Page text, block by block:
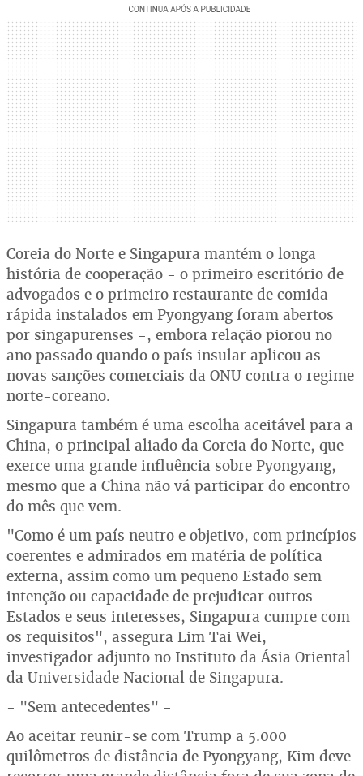
Coreia do Norte e Singapura mantém o longa
história de cooperação - o primeiro escritório de
advogados e o primeiro restaurante de comida
rápida instalados em Pyongyang foram abertos
por singapurenses -, embora relação piorou no
ano passado quando o país insular aplicou as
novas sanções comerciais da ONU contra o regime
norte-coreano.
Singapura também é uma escolha aceitável para a
China, o principal aliado da Coreia do Norte, que
exerce uma grande influência sobre Pyongyang,
mesmo que a China não vá participar do encontro
do mês que vem.
"Como é um país neutro e objetivo, com princípios
coerentes e admirados em matéria de política
externa, assim como um pequeno Estado sem
intenção ou capacidade de prejudicar outros
Estados e seus interesses, Singapura cumpre com
os requisitos", assegura Lim Tai Wei,
investigador adjunto no Instituto da Ásia Oriental
da Universidade Nacional de Singapura.
- "Sem antecedentes" -
Ao aceitar reunir-se com Trump a 5.000
quilômetros de distância de Pyongyang, Kim deve